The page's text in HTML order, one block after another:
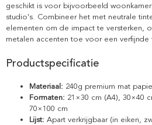
geschikt is voor bijvoorbeeld
studio's. Combineer het met neutrale
elementen om de impact te versterken,
metalen accenten toe voor een verfijnde
Productspecificatie
Materiaal: 240g premium mat
Formaten: 21×30 cm (A4), 30×40
70×100 cm
Lijst: Apart verkrijgbaar (in eiken,